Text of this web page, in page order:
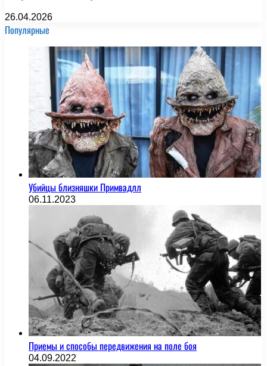
26.04.2026
Популярные
Убийцы близняшки Примвадлл
06.11.2023
Приемы и способы передвижения на поле боя
04.09.2022